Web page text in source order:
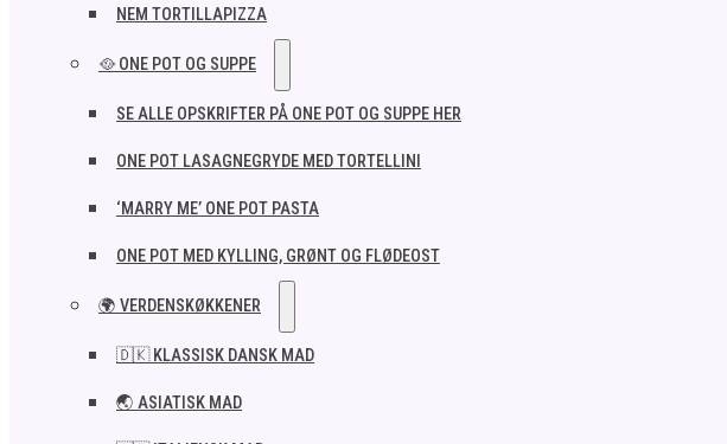
NEM TORTILLAPIZZA
🥘 ONE POT OG SUPPE
SE ALLE OPSKRIFTER PÅ ONE POT OG SUPPE HER
ONE POT LASAGNEGRYDE MED TORTELLINI
‘MARRY ME’ ONE POT PASTA
ONE POT MED KYLLING, GRØNT OG FLØDEOST
🌍 VERDENSKØKKENER
🇩🇰 KLASSISK DANSK MAD
🌏 ASIATISK MAD